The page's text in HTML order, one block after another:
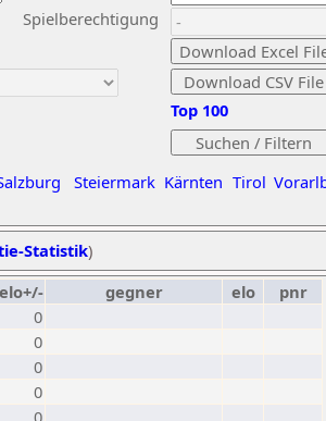
Spielberechtigung
Steiermark Kärnten Tirol
Top 100
Statistik)
elo+/- gegner elo
pnr
0
0
0
0
0